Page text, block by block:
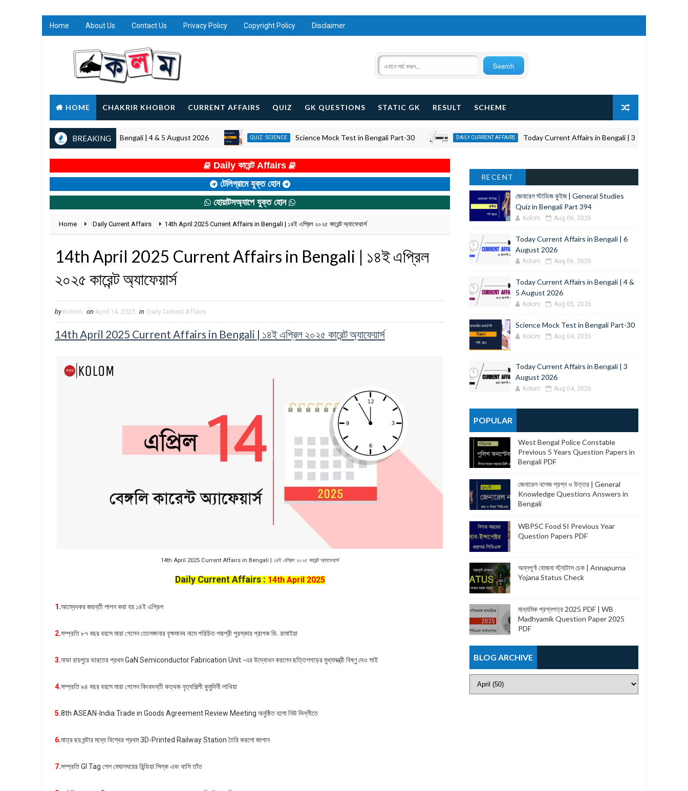
Home About Us Contact Us Privacy Policy Copyright Policy Disclaimer
HOME CHAKRIR KHOBOR CURRENT AFFAIRS QUIZ GK QUESTIONS STATIC GK RESULT SCHEME
BREAKING
Today Current Affairs in Bengali | 4 & 5 August 2026 QUIZ : SCIENCE Science Mock Test in Bengali Part-30 DAILY CURRENT AFFAIRS Today Current Affairs in Bengali | 3 August 2026
Daily কারেন্ট Affairs
টেলিগ্রামে যুক্ত হোন
হোয়াটসঅ্যাপে যুক্ত হোন
Home Daily Current Affairs 14th April 2025 Current Affairs in Bengali | ১৪ই এপ্রিল ২০২৫ কারেন্ট অ্যাফেয়ার্স
14th April 2025 Current Affairs in Bengali | ১৪ই এপ্রিল
২০২৫ কারেন্ট অ্যাফেয়ার্স
by Kolom on April 14, 2025 in Daily Current Affairs
14th April 2025 Current Affairs in Bengali | ১৪ই এপ্রিল ২০২৫ কারেন্ট অ্যাফেয়ার্স
14th April 2025 Current Affairs in Bengali | ১৪ই এপ্রিল ২০২৫ কারেন্ট অ্যাফেয়ার্স
Daily Current Affairs :14th April 2025
1.আম্বেদকর জয়ন্তী পালন করা হয় ১৪ই এপ্রিল
2.সম্প্রতি ৮৭ বছর বয়সে মারা গেলেন তেলেঙ্গানার বৃক্ষমানব নামে পরিচিত পদ্মশ্রী পুরস্কার প্রাপক ডি. রামাইয়া
3.নাভা রায়পুরে ভারতের প্রথম GaN Semiconductor Fabrication Unit -এর উদ্বোধন করলেন ছত্তিশগড়ের মুখ্যমন্ত্রী বিষ্ণু দেও সাই
4.সম্প্রতি ৯৪ বছর বয়সে মারা গেলেন কিংবদন্তী কত্থক নৃত্যশিল্পী কুমুদিনী লাখিয়া
5.8th ASEAN-India Trade in Goods Agreement Review Meeting অনুষ্ঠিত হলো নিউ দিল্লীতে
6.মাত্র ছয় ঘন্টার মধ্যে বিশ্বের প্রথম 3D-Printed Railway Station তৈরি করলো জাপান
7.সম্প্রতি GI Tag পেল মেঘালযয়ের রিন্ডিয়া সিল্ক এবং খাসি তাঁত
RECENT
জেনারেল স্টাডিজ কুইজ | General Studies
Quiz in Bengali Part 394
Kolom Aug 06, 2026
Today Current Affairs in Bengali | 6
August 2026
Kolom Aug 06, 2026
Today Current Affairs in Bengali | 4 &
5 August 2026
Kolom Aug 05, 2026
Science Mock Test in Bengali Part-30
Kolom Aug 04, 2026
Today Current Affairs in Bengali | 3
August 2026
Kolom Aug 04, 2026
POPULAR
West Bengal Police Constable
Previous 5 Years Question Papers in
Bengali PDF
জেনারেল নলেজ প্রশ্ন ও উত্তর | General
Knowledge Questions Answers in
Bengali
WBPSC Food SI Previous Year
Question Papers PDF
অন্নপূর্ণা যোজনা স্ট্যাটাস চেক | Annapurna
Yojana Status Check
মাধ্যমিক প্রশ্নপত্র 2025 PDF | WB
Madhyamik Question Paper 2025
PDF
BLOG ARCHIVE